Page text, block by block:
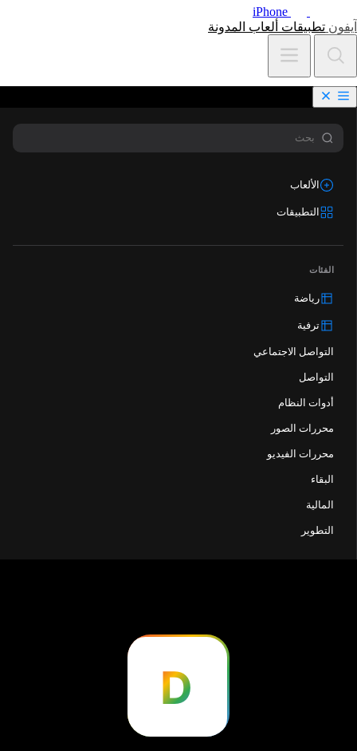
iPhone
آيفون تطبيقات ألعاب المدونة
الألعاب
التطبيقات
الفئات
رياضة
ترفية
التواصل الاجتماعي
التواصل
أدوات النظام
محررات الصور
محررات الفيديو
البقاء
المالية
التطوير
D